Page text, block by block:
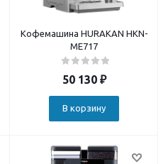
Кофемашина HURAKAN HKN-
ME717
50 130₽
В корзину